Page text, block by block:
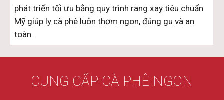
phát triển tối ưu bằng quy trình rang xay tiêu chuẩn
Mỹ giúp ly cà phê luôn thơm ngon, đúng gu và an
toàn.
CUNG CẤP CÀ PHÊ NGON